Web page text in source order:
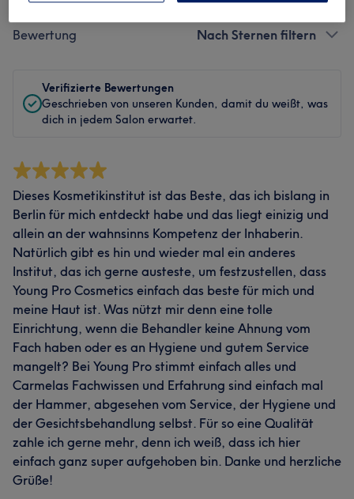
Bewertung Nach Sternen filtern
Verifizierte Bewertungen
Geschrieben von unseren Kunden, damit du weißt, was
dich in jedem Salon erwartet.
Dieses Kosmetikinstitut ist das Beste, das ich bislang in
Berlin für mich entdeckt habe und das liegt einizig und
allein an der wahnsinns Kompetenz der Inhaberin.
Natürlich gibt es hin und wieder mal ein anderes
Institut, das ich gerne austeste, um festzustellen, dass
Young Pro Cosmetics einfach das beste für mich und
meine Haut ist. Was nützt mir denn eine tolle
Einrichtung, wenn die Behandler keine Ahnung vom
Fach haben oder es an Hygiene und gutem Service
mangelt? Bei Young Pro stimmt einfach alles und
Carmelas Fachwissen und Erfahrung sind einfach mal
der Hammer, abgesehen vom Service, der Hygiene und
der Gesichtsbehandlung selbst. Für so eine Qualität
zahle ich gerne mehr, denn ich weiß, dass ich hier
einfach ganz super aufgehoben bin. Danke und herzliche
Grüße!